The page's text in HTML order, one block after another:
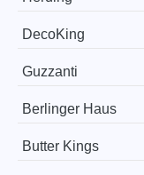
DecoKing
Guzzanti
Berlinger Haus
Butter Kings